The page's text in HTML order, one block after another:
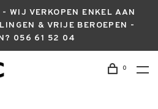
WIJ VERKOPEN ENKEL AAN
& VRIJE BEROEPEN -
056 61 52 04
0